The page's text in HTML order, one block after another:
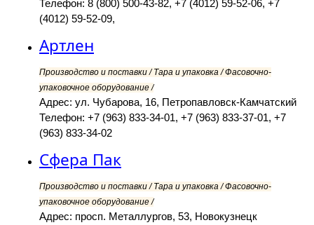
Телефон: 8 (800) 500-43-82, +7 (4012) 59-52-06, +7
(4012) 59-52-09,
Артлен
Производство и поставки / Тара и упаковка / Фасовочно-
упаковочное оборудование /
Адрес: ул. Чубарова, 16, Петропавловск-Камчатский
Телефон: +7 (963) 833-34-01, +7 (963) 833-37-01, +7
(963) 833-34-02
Сфера Пак
Производство и поставки / Тара и упаковка / Фасовочно-
упаковочное оборудование /
Адрес: просп. Металлургов, 53, Новокузнецк